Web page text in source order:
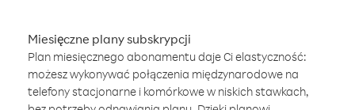
Miesięczne plany subskrypcji
Plan miesięcznego abonamentu daje Ci elastyczność:
możesz wykonywać połączenia międzynarodowe na
telefony stacjonarne i komórkowe w niskich stawkach,